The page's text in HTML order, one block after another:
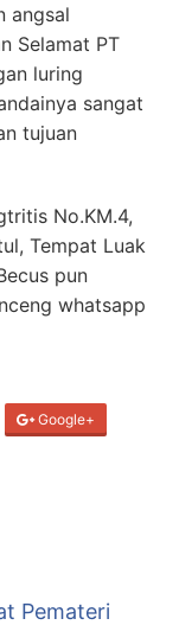
angsal
Selamat PT
luring
sangat
tujuan
No.KM.4,
Tempat Luak
pun
whatsapp
Google+
Pemateri